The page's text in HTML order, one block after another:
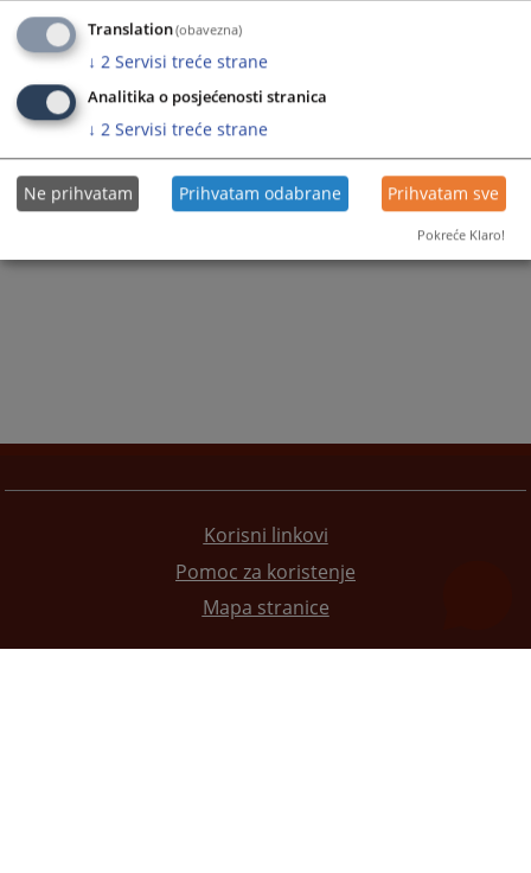
Želite postati član?
Korisni linkovi
Pomoc za koristenje
Mapa stranice
Translation(obavezna)
↓ 2 Servisi treće strane
Analitika o posjećenosti stranica
↓ 2 Servisi treće strane
Ne prihvatam Prihvatam odabrane Prihvatam sve
Pokreće Klaro!